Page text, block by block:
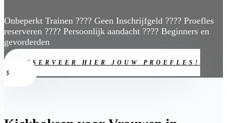
Onbeperkt Trainen ???? Geen Inschrijfgeld ???? Proefles
reserveren ???? Persoonlijk aandacht ???? Beginners en
gevorderden
RESERVEER HIER JOUW PROEFLES!